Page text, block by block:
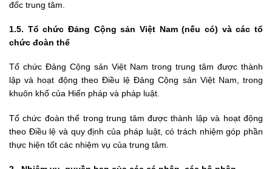
đốc trung tâm.
1.5. Tổ chức Đảng Cộng sản Việt Nam (nếu có) và các tổ
chức đoàn thể
Tổ chức Đảng Cộng sản Việt Nam trong trung tâm được thành
lập và hoạt động theo Điều lệ Đảng Cộng sản Việt Nam, trong
khuôn khổ của Hiến pháp và pháp luật.
Tổ chức đoàn thể trong trung tâm được thành lập và hoạt động
theo Điều lệ và quy định của pháp luật, có trách nhiệm góp phần
thực hiện tốt các nhiệm vụ của trung tâm.